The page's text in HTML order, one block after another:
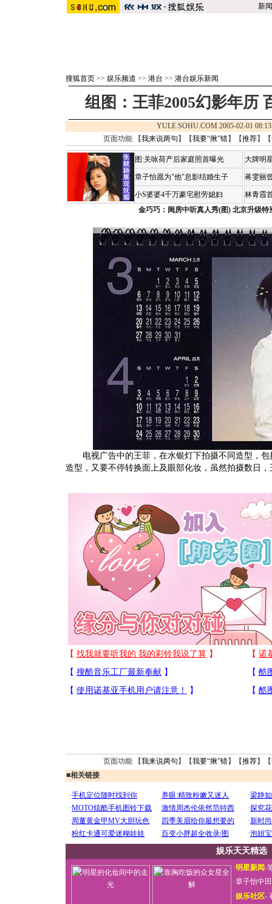
新闻
搜狐首页 >> 娱乐频道 >> 港台 >> 港台娱乐新闻
组图：王菲2005幻影年历
YULE.SOHU.COM 2005-02-01
页面功能 【我来说两句 】【我要“揪”错】【推荐】
图:关咏荷产后家庭照首曝光
章子怡愿为"他"息影结婚生子
小S婆婆4千万豪宅慰劳媳妇
大牌明
蒋雯丽
林青霞
金巧巧：闺房中听真人秀(图) 北京升级特
电视广告中的王菲，在水银灯下拍摄不同造型，包
造型，又要不停转换面上及眼部化妆，虽然拍摄数日
页面功能 【我来说两句 】【我要“揪”错】【推荐】
■相关链接
娱乐天天精选
·明星新闻-
·章子怡中
·娱乐社区-